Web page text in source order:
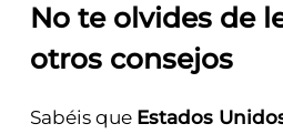
No te olvides de
otros consejos
Sabéis que Estados